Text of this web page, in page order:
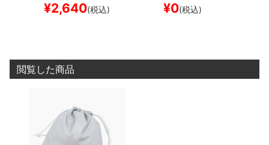
ード スケボー
¥2,640(税込) ¥0(税込)
閲覧した商品